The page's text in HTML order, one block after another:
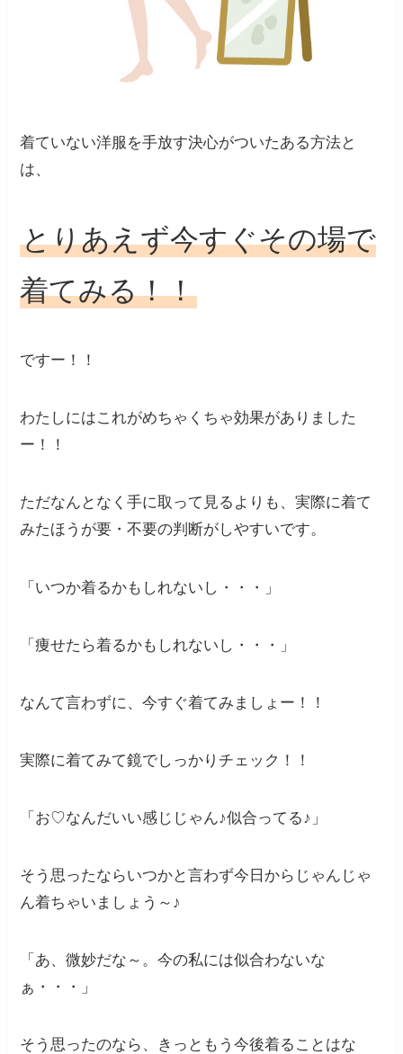
着ていない洋服を手放す決心がついたある方法と
は、
とりあえず今すぐその場で
着てみる！！
ですー！！
わたしにはこれがめちゃくちゃ効果がありました
ー！！
ただなんとなく手に取って見るよりも、実際に着て
みたほうが要・不要の判断がしやすいです。
「いつか着るかもしれないし・・・」
「痩せたら着るかもしれないし・・・」
なんて言わずに、今すぐ着てみましょー！！
実際に着てみて鏡でしっかりチェック！！
「お♡なんだいい感じじゃん♪似合ってる♪」
そう思ったならいつかと言わず今日からじゃんじゃ
ん着ちゃいましょう～♪
「あ、微妙だな～。今の私には似合わないな
ぁ・・・」
そう思ったのなら、きっともう今後着ることはな